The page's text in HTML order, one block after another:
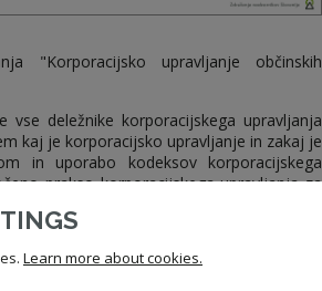
"Korporacijsko upravljanje občinskih
vse deležnike korporacijskega upravljanja
kaj je korporacijsko upravljanje in zakaj je
in uporabo kodeksov korporacijskega
prakso korporacijskega upravljanja za
skupnosti
Learn more about cookies.